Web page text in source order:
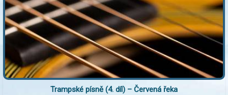
Trampské písně (4. díl) – Červená řeka